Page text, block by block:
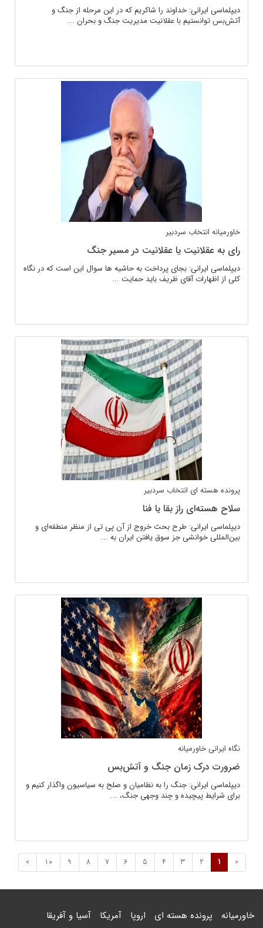
دیپلماسی ایرانی: خداوند را شاکریم که در این مرحله از جنگ و
آتش‌بس توانستیم با عقلانیت مدیریت جنگ و بحران ...
خاورمیانه انتخاب سردبیر
رای به عقلانیت یا عقلانیت در مسیر جنگ
دیپلماسی ایرانی: بجای پرداخت به حاشیه ها سوال این است که در نگاه
کلی از اظهارات آقای ظریف باید حمایت ...
پرونده هسته ای انتخاب سردبیر
سلاح هسته‌ای راز بقا یا فنا
دیپلماسی ایرانی: طرح بحث خروج از آن پی تی از منظر منطقه‌ای و
بین‌المللی خوانشی جز سوق یافتن ایران به ...
نگاه ایرانی خاورمیانه
ضرورت درک زمان جنگ و آتش‌بس
دیپلماسی ایرانی: جنگ را به نظامیان و صلح به سیاسیون واگذار کنیم و
برای شرایط پیچیده و چند وجهی جنگ، ...
«
1
2
3
4
5
6
7
8
9
10
»
خاورمیانه پرونده هسته ای اروپا آمریکا آسیا و آفریقا